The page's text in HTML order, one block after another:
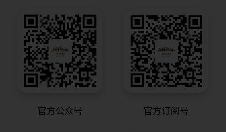
官方公众号 官方订阅号